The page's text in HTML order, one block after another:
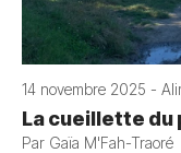
14 novembre 2025 -
La cueillette du
Par Gaïa M'Fah-Traoré